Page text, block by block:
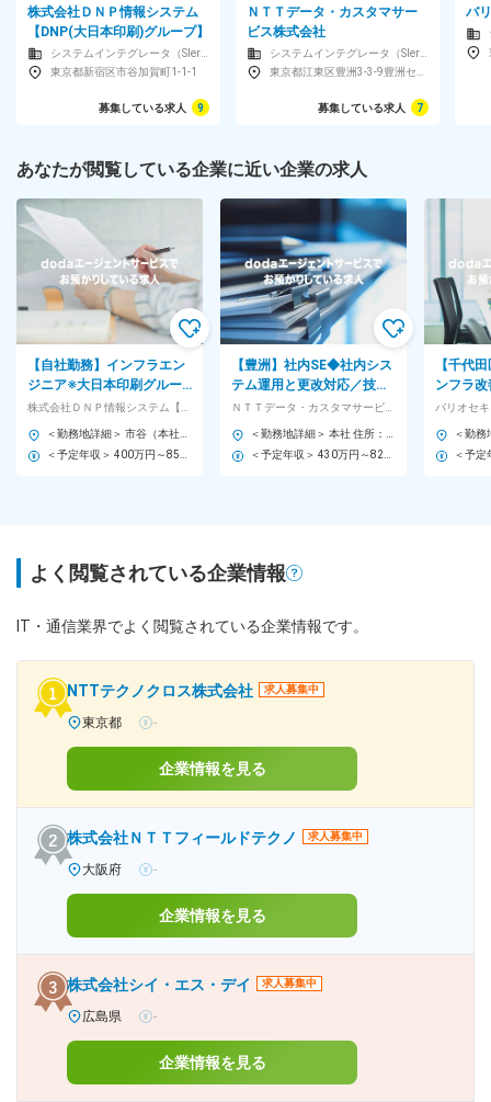
株式会社ＤＮＰ情報システム
【DNP(大日本印刷)グループ】
東京都新宿区市谷加賀町1-1-1
募集している求人 9
ＮＴＴデータ・カスタマサー
ビス株式会社
募集している求人 7
バ
あなたが閲覧している企業に近い企業の求人
【自社勤務】インフラエン
ジニア※大日本印刷グルー
プ向け／MS365／福利厚生
充実／残業20ｈ程
【豊洲】社内SE◆社内シス
テム運用と更改対応／技術
導入企画可／在宅可・残業
20h／NTTデータG
【千代
ンフラ
推進／
業務改
バリオセ
よく閲覧されている企業情報
IT・通信業界でよく閲覧されている企業情報です。
NTTテクノクロス株式会社 求人募集中
東京都 -
企業情報を見る
株式会社ＮＴＴフィールドテクノ 求人募集中
大阪府 -
企業情報を見る
株式会社シイ・エス・デイ 求人募集中
広島県 -
企業情報を見る